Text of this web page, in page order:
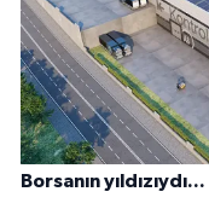
Borsanın